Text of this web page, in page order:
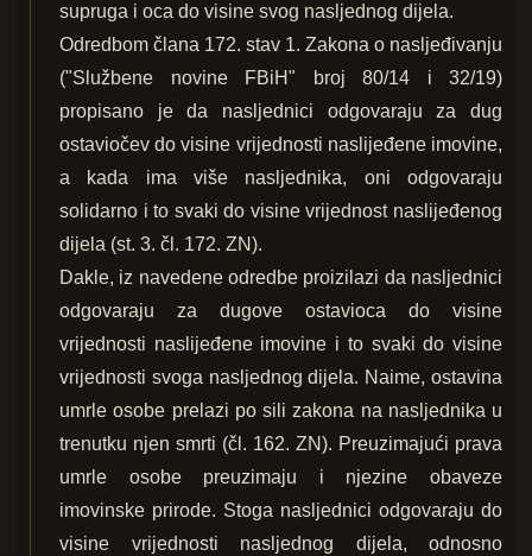
supruga i oca do visine svog nasljednog dijela.
Odredbom člana 172. stav 1. Zakona o nasljeđivanju
("Službene novine FBiH" broj 80/14 i 32/19)
propisano je da nasljednici odgovaraju za dug
ostaviočev do visine vrijednosti naslijeđene imovine,
a kada ima više nasljednika, oni odgovaraju
solidarno i to svaki do visine vrijednost naslijeđenog
dijela (st. 3. čl. 172. ZN).
Dakle, iz navedene odredbe proizilazi da nasljednici
odgovaraju za dugove ostavioca do visine
vrijednosti naslijeđene imovine i to svaki do visine
vrijednosti svoga nasljednog dijela. Naime, ostavina
umrle osobe prelazi po sili zakona na nasljednika u
trenutku njen smrti (čl. 162. ZN). Preuzimajući prava
umrle osobe preuzimaju i njezine obaveze
imovinske prirode. Stoga nasljednici odgovaraju do
visine vrijednosti nasljednog dijela, odnosno